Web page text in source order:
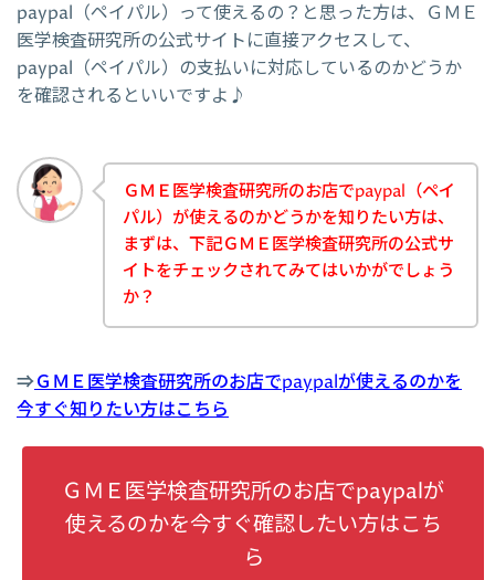
paypal（ペイパル）って使えるの？と思った方は、ＧＭＥ
医学検査研究所の公式サイトに直接アクセスして、
paypal（ペイパル）の支払いに対応しているのかどうか
を確認されるといいですよ♪
ＧＭＥ医学検査研究所のお店でpaypal（ペイ
パル）が使えるのかどうかを知りたい方は、
まずは、下記ＧＭＥ医学検査研究所の公式サ
イトをチェックされてみてはいかがでしょう
か？
⇒ＧＭＥ医学検査研究所のお店でpaypalが使えるのかを
今すぐ知りたい方はこちら
ＧＭＥ医学検査研究所のお店でpaypalが
使えるのかを今すぐ確認したい方はこち
ら